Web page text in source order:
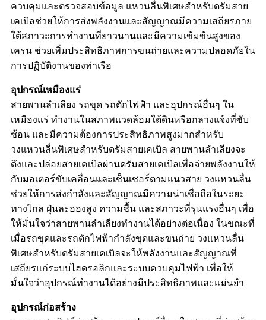
ควบคุมและตรวจสอบข้อมูล แหวนลื่นพิเศษสำหรับดรัมสาย
เคเบิลช่วยให้การส่งพลังงานและสัญญาณมีความเสถียรภาย
ใต้สภาวะการทำงานที่ยาวนานและมีความเข้มข้นสูงของ
เครน ช่วยเพิ่มประสิทธิภาพการขนถ่ายและความปลอดภัยใน
การปฏิบัติงานของท่าเรือ
อุปกรณ์เหมืองแร่
สายพานลำเลียง รถขุด รถตักไฟฟ้า และอุปกรณ์อื่นๆ ใน
เหมืองแร่ ทำงานในสภาพแวดล้อมใต้ดินหรือกลางแจ้งที่ซับ
ซ้อน และมีความต้องการประสิทธิภาพสูงมากสำหรับ
วงแหวนลื่นพิเศษสำหรับดรัมสายเคเบิล สายพานลำเลียงจะ
ดึงและปล่อยสายเคเบิลผ่านดรัมสายเคเบิลเพื่อจ่ายพลังงานให้
กับมอเตอร์ขับเคลื่อนและเซ็นเซอร์ตามแนวสาย วงแหวนลื่น
ช่วยให้การส่งกำลังและสัญญาณมีความน่าเชื่อถือในระยะ
ทางไกล ฝุ่นละอองสูง ความชื้น และสภาวะที่รุนแรงอื่นๆ เพื่อ
ให้มั่นใจว่าสายพานลำเลียงทำงานได้อย่างต่อเนื่อง ในขณะที่
เมื่อรถขุดและรถตักไฟฟ้ากำลังขุดและขนถ่าย วงแหวนลื่น
พิเศษสำหรับดรัมสายเคเบิลจะให้พลังงานและสัญญาณที่
เสถียรแก่ระบบไฮดรอลิกและระบบควบคุมไฟฟ้า เพื่อให้
มั่นใจว่าอุปกรณ์ทำงานได้อย่างมีประสิทธิภาพและแม่นยำ
อุปกรณ์ก่อสร้าง